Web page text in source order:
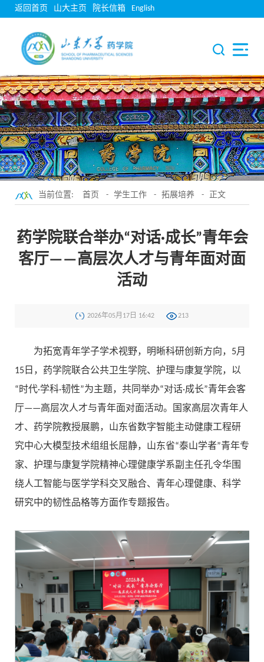
返回首页 山大主页 院长信箱 English
当前位置: 首页 - 学生工作 - 拓展培养 - 正文
药学院联合举办“对话·成长”青年会
客厅——高层次人才与青年面对面
活动
2026年05月17日 16:42 213
为拓宽青年学子学术视野，明晰科研创新方向，5月
15日，药学院联合公共卫生学院、护理与康复学院，以
“时代·学科·韧性”为主题，共同举办“对话·成长”青年会客
厅——高层次人才与青年面对面活动。国家高层次青年人
才、药学院教授展鹏，山东省数字智能主动健康工程研
究中心大模型技术组组长屈静，山东省“泰山学者”青年专
家、护理与康复学院精神心理健康学系副主任孔令华围
绕人工智能与医学学科交叉融合、青年心理健康、科学
研究中的韧性品格等方面作专题报告。